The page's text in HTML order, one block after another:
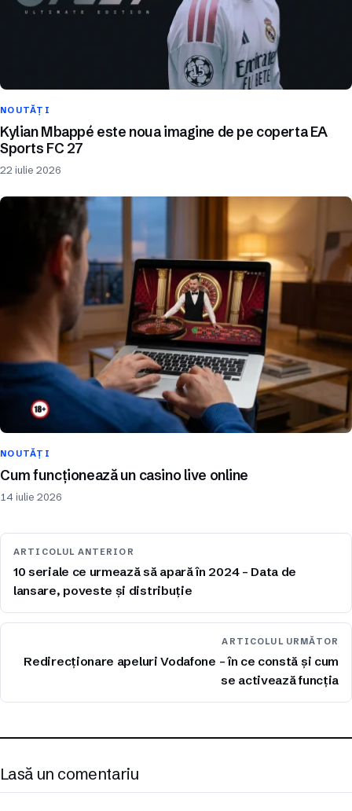
NOUTĂȚI
Kylian Mbappé este noua imagine de pe coperta EA
Sports FC 27
22 iulie 2026
NOUTĂȚI
Cum funcționează un casino live online
14 iulie 2026
ARTICOLUL ANTERIOR
10 seriale ce urmează să apară în 2024 – Data de
lansare, poveste și distribuție
ARTICOLUL URMĂTOR
Redirecționare apeluri Vodafone – în ce constă și cum
se activează funcția
Lasă un comentariu